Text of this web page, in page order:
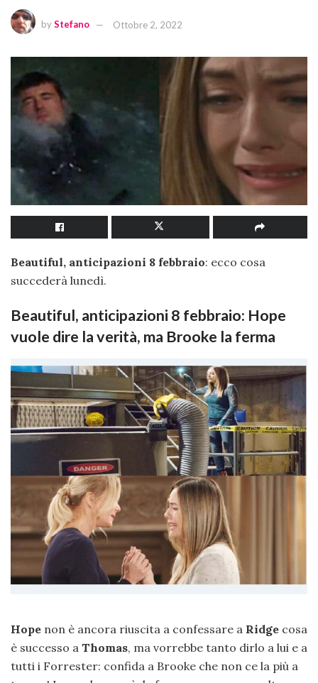
byStefano Ottobre 2, 2022
Beautiful, anticipazioni 8 febbraio: ecco cosa
succederà lunedì.
Beautiful, anticipazioni 8 febbraio: Hope
vuole dire la verità, ma Brooke la ferma
Hope non è ancora riuscita a confessare a Ridge cosa
è successo a Thomas, ma vorrebbe tanto dirlo a lui e a
tutti i Forrester: confida a Brooke che non ce la più a